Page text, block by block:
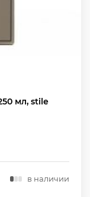
мл, stile
в наличии